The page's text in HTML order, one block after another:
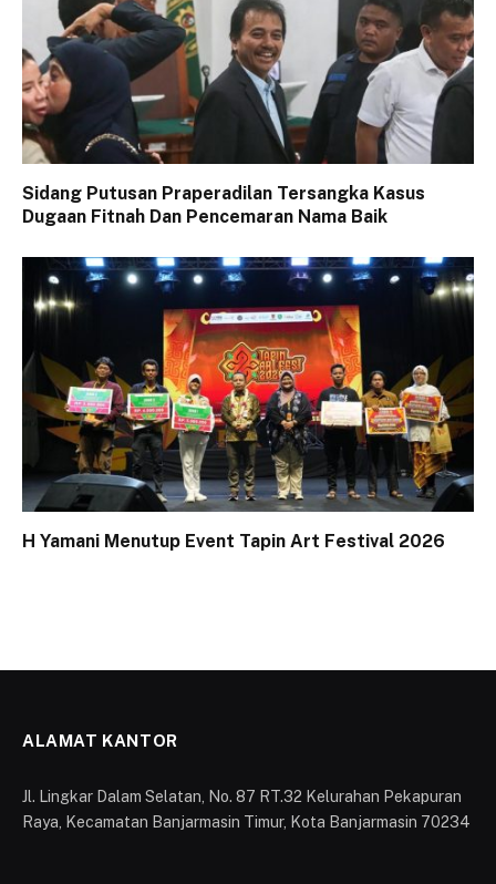
Sidang Putusan Praperadilan Tersangka Kasus
Dugaan Fitnah Dan Pencemaran Nama Baik
H Yamani Menutup Event Tapin Art Festival 2026
ALAMAT KANTOR
Jl. Lingkar Dalam Selatan, No. 87 RT.32 Kelurahan Pekapuran
Raya, Kecamatan Banjarmasin Timur, Kota Banjarmasin 70234